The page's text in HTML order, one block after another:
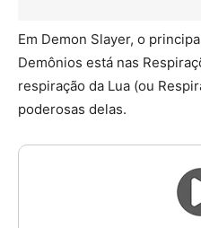
Em Demon Slayer, o
Demônios está nas
respiração da Lua (ou
poderosas delas.